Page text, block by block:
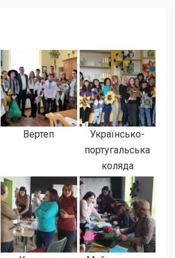
Вертеп
Українсько-
португальська
коляда